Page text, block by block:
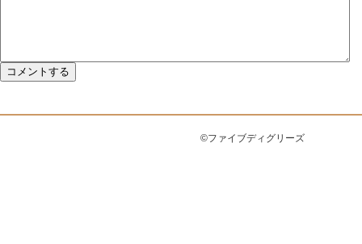
©ファイブディグリーズ